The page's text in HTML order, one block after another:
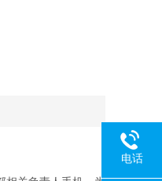
电话